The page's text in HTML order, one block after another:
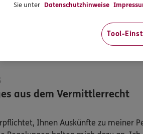
aus dem Vermittlerrecht
Ihnen Auskünfte zu meiner
Sie unter Datenschutzhinweise
Tool-